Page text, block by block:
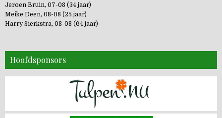
Jeroen Bruin, 07-08 (34 jaar)
Meike Deen, 08-08 (25 jaar)
Harry Sierkstra, 08-08 (64 jaar)
Hoofdsponsors